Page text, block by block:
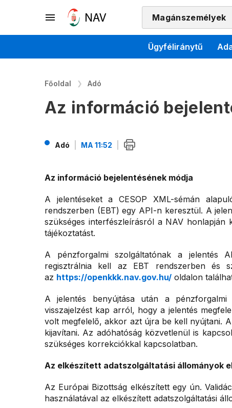
Magánszemélyek
Ügyféliránytű
Főoldal Adó
Az információ
Adó MA 11:52
Az információ bejelentésének módja
A jelentéseket a CESOP XML-sémán
rendszerben (EBT) egy API-n keresztül. A
szükséges interfészleírásról a NAV honlapján
tájékoztatást.
A pénzforgalmi szolgáltatónak a jelentés
regisztrálnia kell az EBT rendszerben és
az https://openkkk.nav.gov.hu/ oldalon
A jelentés benyújtása után a pénzforgalmi
visszajelzést kap arról, hogy a jelentés
volt megfelelő, akkor azt újra be kell nyújtani.
kijavítani. Az adóhatóság közvetlenül is
szükséges korrekciókkal kapcsolatban.
Az elkészített adatszolgáltatási állományok
Az Európai Bizottság elkészített egy ún.
használatával az elkészített adatszolgáltatási